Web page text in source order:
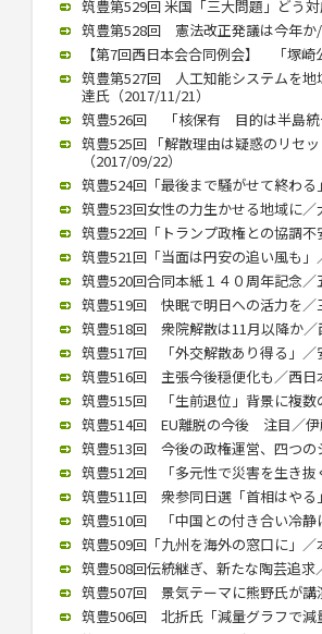
筑豊第529回 米国「三大問題」どう
筑豊第528回 憲法改正発議は今年か
【第7回西日本会合同例会】 「塚
筑豊第527回 人工知能システムを地
達氏（2017/11/21）
筑豊526回 「核保有 目的は半島統
筑豊525回 「解散理由は疑惑のリセ
（2017/09/22）
筑豊524回「最後まで騒がせて終わ
筑豊523回女性の力生かせる地域に／
筑豊522回「トランプ政権との協調
筑豊521回「当面は円安の追い風も
筑豊520回合同本紙１４０周年記念
筑豊519回 快眠で明日への活力を／
筑豊518回 衆院解散は11月以降か
筑豊517回 「外交解散あり得る」／
筑豊516回 主張今後穏便化も／西日
筑豊515回 「生前退位」背景に複数
筑豊514回 EU離脱の今後 注目／伊
筑豊513回 今後の政権運営、四つの
筑豊512回 「多元性で災害を生き抜
筑豊511回 衆参同日選「首相はやる
筑豊510回 「中国との付き合い冷静
筑豊509回「九州を海外の窓口に」
筑豊508回伝統継ぎ、新たな陶芸追
筑豊507回 景気テーマに熊野氏が
筑豊506回 北折氏「減量グラフで減